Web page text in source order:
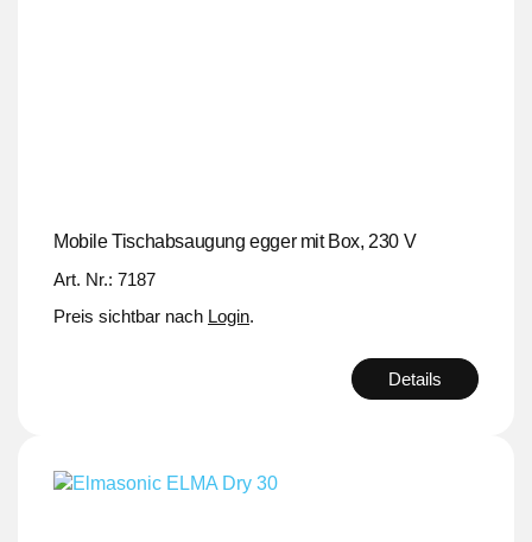
Mobile Tischabsaugung egger mit Box, 230 V
Art. Nr.: 7187
Preis sichtbar nach Login.
Details